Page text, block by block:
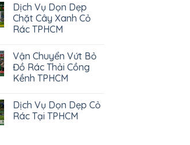
Dịch Vụ Dọn Dẹp
Chặt Cây Xanh Cỏ
Rác TPHCM
Vận Chuyển Vứt Bỏ
Đồ Rác Thải Cồng
Kềnh TPHCM
Dịch Vụ Dọn Dẹp Cỏ
Rác Tại TPHCM